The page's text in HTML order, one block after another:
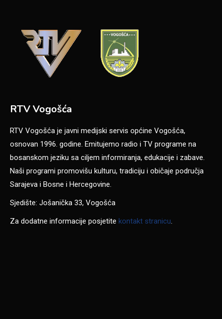
RTV Vogošća
RTV Vogošća je javni medijski servis općine Vogošća,
osnovan 1996. godine. Emitujemo radio i TV programe na
bosanskom jeziku sa ciljem informiranja, edukacije i zabave.
Naši programi promovišu kulturu, tradiciju i običaje područja
Sarajeva i Bosne i Hercegovine.
Sjedište: Jošanička 33, Vogošća
Za dodatne informacije posjetite kontakt stranicu.